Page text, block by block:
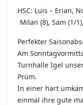
HSC: Luis – Erian,
Milan (8), Sam (1/
Perfekter
Am
Turnhalle Igel
Prüm.
In einer hart
einmal ihre gute